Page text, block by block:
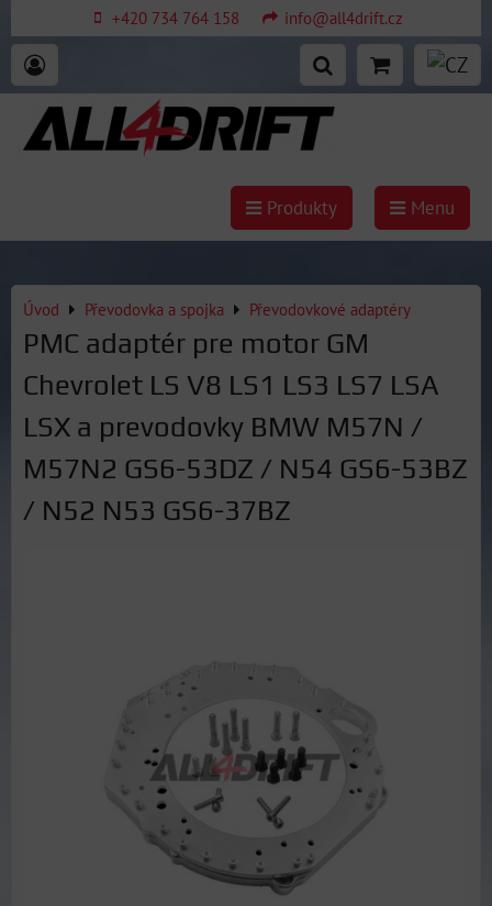
+420 734 764 158 info@all4drift.cz
Produkty Menu
Úvod Převodovka a spojka Převodovkové adaptéry
PMC adaptér pre motor GM
Chevrolet LS V8 LS1 LS3 LS7 LSA
LSX a prevodovky BMW M57N /
M57N2 GS6-53DZ / N54 GS6-53BZ
/ N52 N53 GS6-37BZ